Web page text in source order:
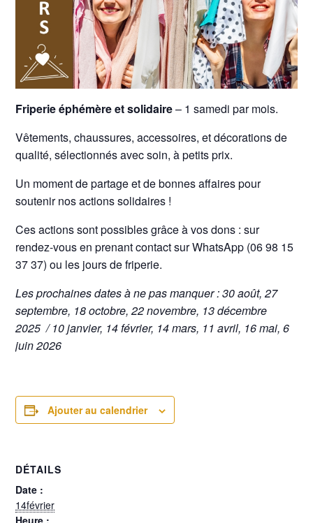
Friperie éphémère et solidaire– 1 samedi par mois.
Vêtements, chaussures, accessoires, et décorations de
qualité, sélectionnés avec soin, à petits prix.
Un moment de partage et de bonnes affaires pour
soutenir nos actions solidaires !
Ces actions sont possibles grâce à vos dons : sur
rendez-vous en prenant contact sur WhatsApp (06 98 15
37 37) ou les jours de friperie.
Les prochaines dates à ne pas manquer : 30 août, 27
septembre, 18 octobre, 22 novembre, 13 décembre
2025 /10 janvier, 14 février, 14 mars, 11 avril, 16 mai, 6
juin 2026
Ajouter au calendrier
DÉTAILS
Date :
14février
Heure :